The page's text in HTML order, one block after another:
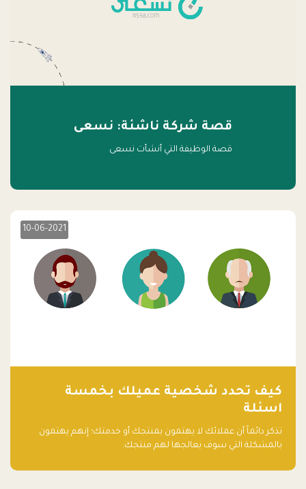
قصة شركة ناشئة: نسعى
قصة الوظيفة التي أنشأت نسعى
10-06-2021
كيف تحدد شخصية عميلك بخمسة
اسئلة
تذكر دائماً أن عملائك لا يهتمون بمنتجك أو خدمتك؛ إنهم يهتمون
بالمشكلة التي سوف يعالجها لهم منتجك.